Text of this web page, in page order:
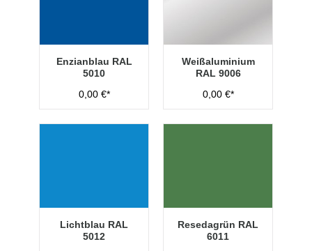
Enzianblau RAL
5010
0,00 €*
Weißaluminium
RAL 9006
0,00 €*
Lichtblau RAL
5012
Resedagrün RAL
6011